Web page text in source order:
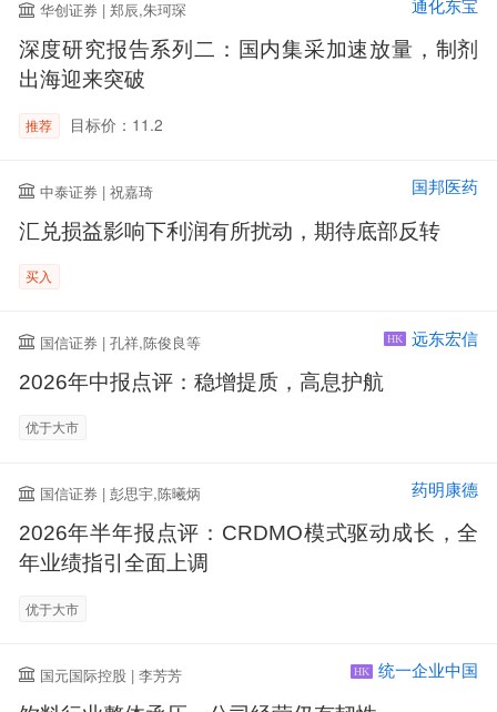
华创证券 | 郑辰,朱珂琛 通化东宝
深度研究报告系列二：国内集采加速放量，制剂
出海迎来突破
推荐 目标价：11.2
中泰证券 | 祝嘉琦 国邦医药
汇兑损益影响下利润有所扰动，期待底部反转
买入
国信证券 | 孔祥,陈俊良等 HK 远东宏信
2026年中报点评：稳增提质，高息护航
优于大市
国信证券 | 彭思宇,陈曦炳 药明康德
2026年半年报点评：CRDMO模式驱动成长，全
年业绩指引全面上调
优于大市
国元国际控股 | 李芳芳 HK 统一企业中国